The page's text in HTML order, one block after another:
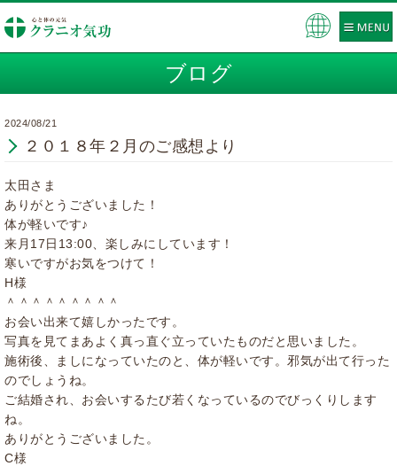
ブログ
2024/08/21
２０１８年２月のご感想より
太田さま
ありがとうございました！
体が軽いです♪
来月17日13:00、楽しみにしています！
寒いですがお気をつけて！
H様
＾＾＾＾＾＾＾＾＾
お会い出来て嬉しかったです。
写真を見てまあよく真っ直ぐ立っていたものだと思いました。
施術後、ましになっていたのと、体が軽いです。邪気が出て行った
のでしょうね。
ご結婚され、お会いするたび若くなっているのでびっくりします
ね。
ありがとうございました。
C様